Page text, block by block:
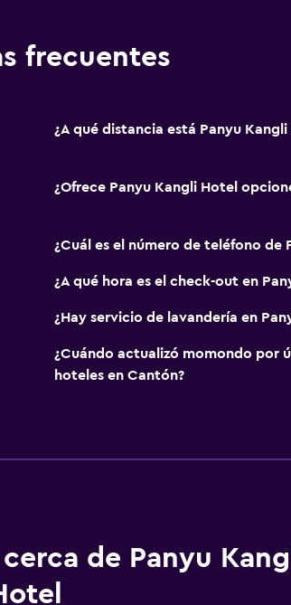
frecuentes
¿A qué distancia está Panyu
¿Ofrece Panyu Kangli Hotel
¿Cuál es el número de teléfono de
¿A qué hora es el check-out en
¿Hay servicio de lavandería en
¿Cuándo actualizó momondo por
hoteles en Cantón?
de Panyu